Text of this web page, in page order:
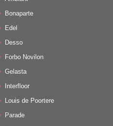
Bonaparte
Edel
Desso
Forbo Novilon
Gelasta
Interfloor
Louis de Poortere
Parade